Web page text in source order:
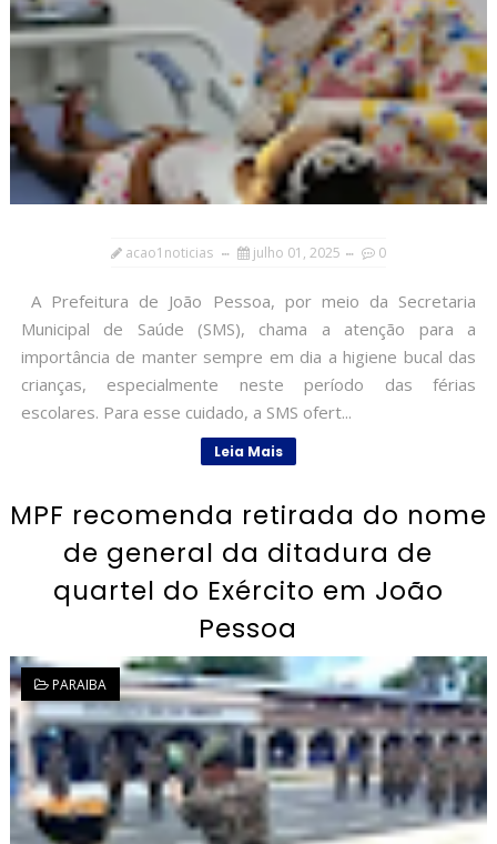
acao1noticias julho 01, 2025 0
A Prefeitura de João Pessoa, por meio da Secretaria
Municipal de Saúde (SMS), chama a atenção para a
importância de manter sempre em dia a higiene bucal das
crianças, especialmente neste período das férias
escolares. Para esse cuidado, a SMS ofert...
Leia Mais
MPF recomenda retirada do nome
de general da ditadura de
quartel do Exército em João
Pessoa
PARAIBA